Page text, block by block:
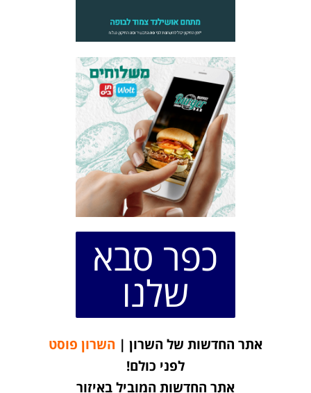
כפר סבא
שלנו
אתר החדשות של השרון | השרון פוסט
לפני כולם!
אתר החדשות המוביל באיזור